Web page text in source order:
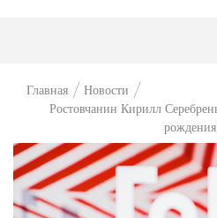
Главная
Новости
Ростовчанин Кирилл
рождения